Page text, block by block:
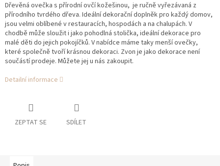
Dřevěná ovečka s přírodní ovčí kožešinou, je ručně vyřezávaná z
přírodního tvrdého dřeva. Ideální dekorační doplněk pro každý domov,
jsou velmi oblíbené v restauracích, hospodách a na chalupách. V
chodbě může sloužit i jako pohodlná stolička, ideální dekorace pro
malé děti do jejich pokojíčků. V nabídce máme taky menší ovečky,
které společně tvoří krásnou dekoraci. Zvon je jako dekorace není
součástí prodeje. Můžete jej u nás zakoupit.
Detailní informace
ZEPTAT SE SDÍLET